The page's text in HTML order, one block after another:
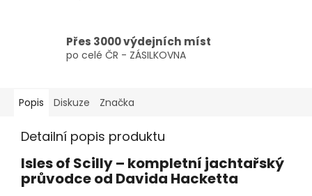
Přes 3000 výdejních míst
po celé ČR - ZÁSILKOVNA
Popis Diskuze Značka
Detailní popis produktu
Isles of Scilly – kompletní jachtařský
průvodce od Davida Hacketta